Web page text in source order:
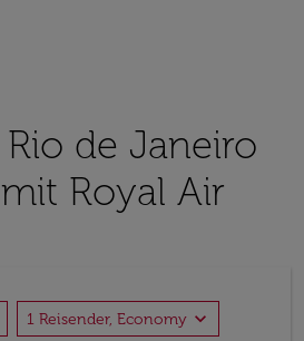
de Janeiro
Royal Air
1 Reisender, Economy expand_more